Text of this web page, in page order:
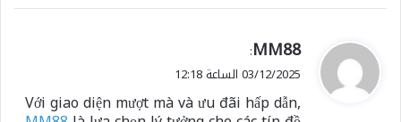
ي
ق
ل
MM88
:
03/12/2025 الساعة 12:18
Với giao diện mượt mà và ưu đãi hấp dẫn,